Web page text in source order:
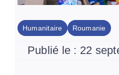
Humanitaire Roumanie
Publié le : 22